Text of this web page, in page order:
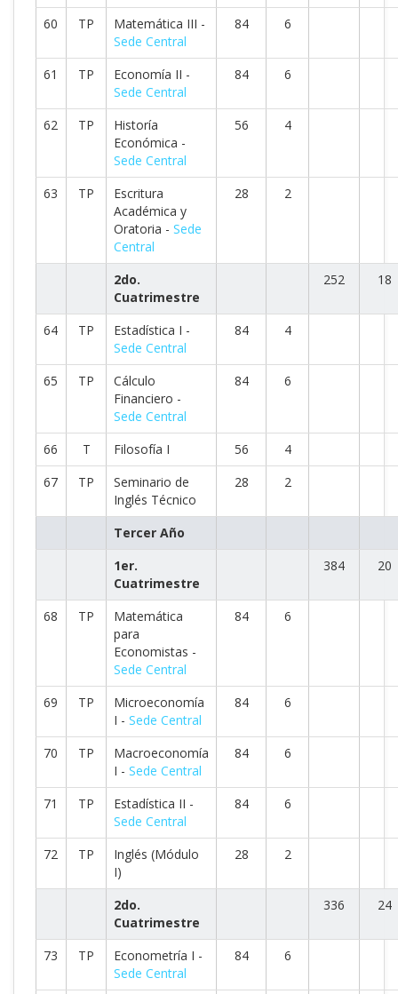
60 TP
Matemática III -
Sede Central
84 6
61 TP
Economía II -
Sede Central
84 6
62 TP
Historía
Económica -
Sede Central
56 4
63 TP
Escritura
Académica y
Oratoria - Sede
Central
28 2
2do.
Cuatrimestre
252 18
64 TP
Estadística I -
Sede Central
84 4
65 TP
Cálculo
Financiero -
Sede Central
84 6
66 T Filosofía I 56
4
67
TP
Seminario de
Inglés Técnico
28 2
Tercer Año
1er.
Cuatrimestre
384 20
68 TP
Matemática
para
Economistas -
Sede Central
84 6
69 TP
Microeconomía
I - Sede Central
84 6
70 TP
Macroeconomía
I - Sede Central
84 6
71 TP
Estadística II -
Sede Central
84 6
72 TP
Inglés (Módulo
I)
28 2
2do.
Cuatrimestre
336 24
73 TP
Econometría I -
Sede Central
84 6